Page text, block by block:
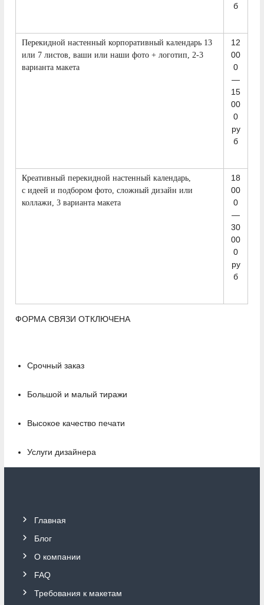
б
Перекидной настенный корпоративный календарь 13
или 7 листов, ваши или наши фото + логотип, 2-3
варианта макета
12
00
0
—
15
00
0
ру
б
Креативный перекидной настенный календарь,
с идеей и подбором фото, сложный дизайн или
коллажи, 3 варианта макета
18
00
0
—
30
00
0
ру
б
ФОРМА СВЯЗИ ОТКЛЮЧЕНА
Срочный заказ
Большой и малый тиражи
Высокое качество печати
Услуги дизайнера
Главная
Блог
О компании
FAQ
Требования к макетам